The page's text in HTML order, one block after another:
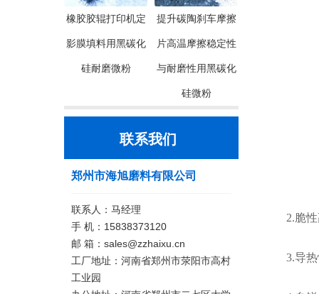
橡胶胶辊打印机定
影膜填料用黑碳化
硅耐磨微粉
提升碳陶刹车摩擦
片高温摩擦稳定性
与耐磨性用黑碳化
硅微粉
联系我们
郑州市海旭磨料有限公司
联系人：马经理
手 机：15838373120
邮 箱：sales@zzhaixu.cn
工厂地址：河南省郑州市荥阳市高村
工业园
2.脆性高
3.导热